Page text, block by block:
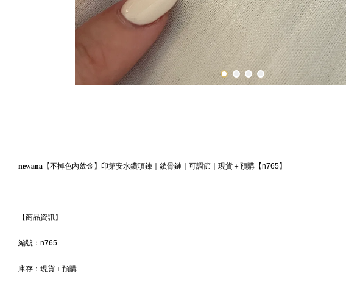
𝐧𝐞𝐰𝐚𝐧𝐚【不掉色內斂金】印第安水鑽項鍊｜鎖骨鏈｜可調節｜現貨＋預購【n765】
【商品資訊】
編號：n765
庫存：現貨＋預購